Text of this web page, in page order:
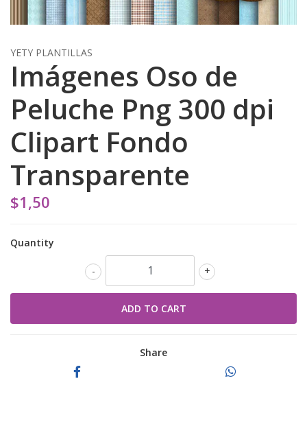
YETY PLANTILLAS
Imágenes Oso de
Peluche Png 300 dpi
Clipart Fondo
Transparente
$1,50
Quantity
+
-
Share